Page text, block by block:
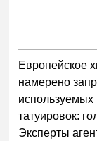
Европейское
намерено
используемых
татуировок:
Эксперты